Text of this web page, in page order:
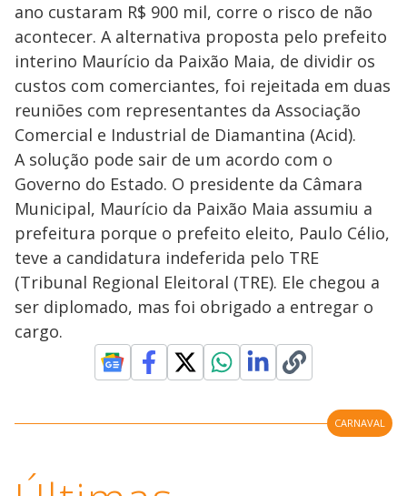
ano custaram R$ 900 mil, corre o risco de não
acontecer. A alternativa proposta pelo prefeito
interino Maurício da Paixão Maia, de dividir os
custos com comerciantes, foi rejeitada em duas
reuniões com representantes da Associação
Comercial e Industrial de Diamantina (Acid).
A solução pode sair de um acordo com o
Governo do Estado. O presidente da Câmara
Municipal, Maurício da Paixão Maia assumiu a
prefeitura porque o prefeito eleito, Paulo Célio,
teve a candidatura indeferida pelo TRE
(Tribunal Regional Eleitoral (TRE). Ele chegou a
ser diplomado, mas foi obrigado a entregar o
cargo.
CARNAVAL